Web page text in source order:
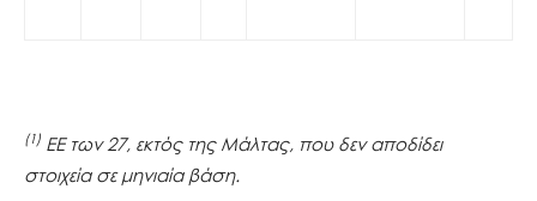
(1) ΕΕ των 27, εκτός της Μάλτας, που δεν αποδίδει
στοιχεία σε μηνιαία βάση.